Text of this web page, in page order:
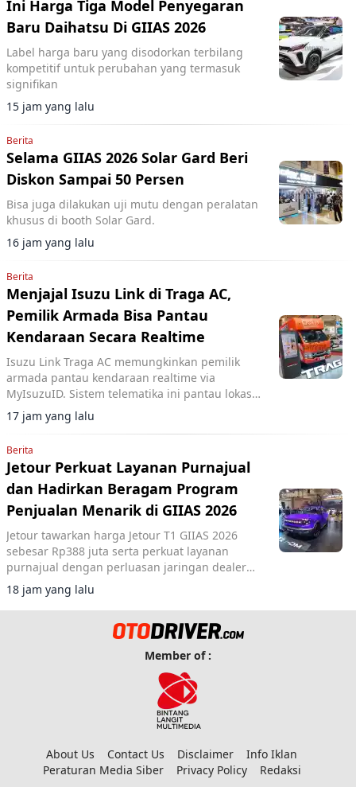
Ini Harga Tiga Model Penyegaran
Baru Daihatsu Di GIIAS 2026
Label harga baru yang disodorkan terbilang
kompetitif untuk perubahan yang termasuk
signifikan
15 jam yang lalu
Berita
Selama GIIAS 2026 Solar Gard Beri
Diskon Sampai 50 Persen
Bisa juga dilakukan uji mutu dengan peralatan
khusus di booth Solar Gard.
16 jam yang lalu
Berita
Menjajal Isuzu Link di Traga AC,
Pemilik Armada Bisa Pantau
Kendaraan Secara Realtime
Isuzu Link Traga AC memungkinkan pemilik
armada pantau kendaraan realtime via
MyIsuzuID. Sistem telematika ini pantau lokasi,
kecepatan, dan operasional kendaraan.
17 jam yang lalu
Berita
Jetour Perkuat Layanan Purnajual
dan Hadirkan Beragam Program
Penjualan Menarik di GIIAS 2026
Jetour tawarkan harga Jetour T1 GIIAS 2026
sebesar Rp388 juta serta perkuat layanan
purnajual dengan perluasan jaringan dealer
hingga 40 showroom di GIIAS 2026.
18 jam yang lalu
Member of :
About Us Contact Us Disclaimer
Info Iklan
Peraturan Media Siber
Privacy Policy Redaksi